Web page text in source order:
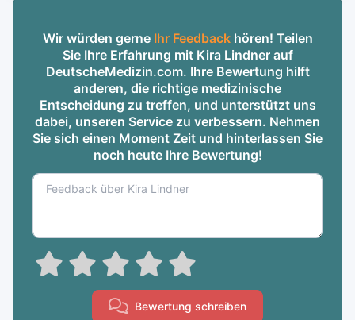
Wir würden gerne Ihr Feedbackhören! Teilen
Sie Ihre Erfahrung mit Kira Lindner auf
DeutscheMedizin.com. Ihre Bewertung hilft
anderen, die richtige medizinische
Entscheidung zu treffen, und unterstützt uns
dabei, unseren Service zu verbessern. Nehmen
Sie sich einen Moment Zeit und hinterlassen Sie
noch heute Ihre Bewertung!
Bewertung schreiben